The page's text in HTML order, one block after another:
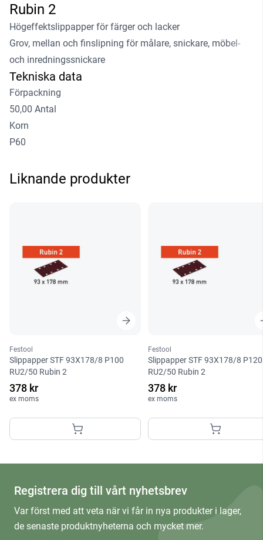
Rubin 2
Högeffektslippapper för färger och lacker
Grov, mellan och finslipning för målare, snickare, möbel-
och inredningssnickare
Tekniska data
Förpackning
50,00 Antal
Korn
P60
Liknande produkter
Festool
Slippapper STF 93X178/8 P100
RU2/50 Rubin 2
378 kr
ex moms
Festool
Slippapper STF 93X178/8 P120
RU2/50 Rubin 2
378 kr
ex moms
Registrera dig till vårt nyhetsbrev
Var först med att veta när vi får in nya produkter i lager,
de senaste produktnyheterna och mycket mer.